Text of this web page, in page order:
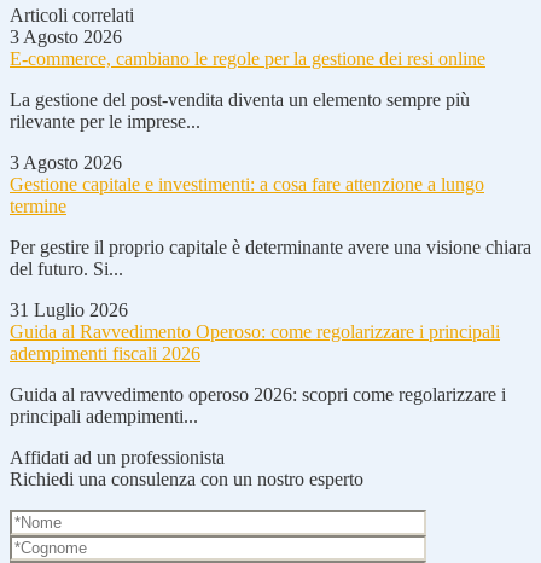
Articoli correlati
3 Agosto 2026
E-commerce, cambiano le regole per la gestione dei resi online
La gestione del post-vendita diventa un elemento sempre più
rilevante per le imprese...
3 Agosto 2026
Gestione capitale e investimenti: a cosa fare attenzione a lungo
termine
Per gestire il proprio capitale è determinante avere una visione chiara
del futuro. Si...
31 Luglio 2026
Guida al Ravvedimento Operoso: come regolarizzare i principali
adempimenti fiscali 2026
Guida al ravvedimento operoso 2026: scopri come regolarizzare i
principali adempimenti...
Affidati ad un professionista
Richiedi una consulenza con un nostro esperto